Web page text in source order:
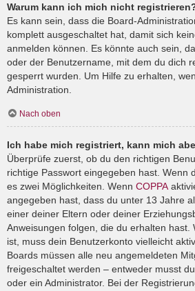
Warum kann ich mich nicht
Es kann sein, dass die Board-
komplett ausgeschaltet hat, damit sich
anmelden können. Es könnte auch sein,
oder der Benutzername, mit dem du dich
gesperrt wurden. Um Hilfe zu erhalten,
Administration.
Nach oben
Ich habe mich registriert, kann mich
Überprüfe zuerst, ob du den richtigen
richtige Passwort eingegeben hast. Wenn
es zwei Möglichkeiten. Wenn COPPA
angegeben hast, dass du unter 13 Jahre
einer deiner Eltern oder deiner
Anweisungen folgen, die du erhalten hast.
ist, muss dein Benutzerkonto vielleicht
Boards müssen alle neu angemeldeten
freigeschaltet werden – entweder musst
oder ein Administrator. Bei der